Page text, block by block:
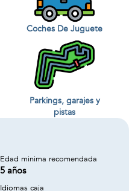
Coches De Juguete
Parkings, garajes y
pistas
Edad minima recomendada
5 años
Idiomas caja